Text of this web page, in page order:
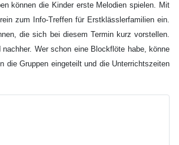
können die Kinder erste Melodien spielen. Mit
zum Info-Treffen für Erstklässlerfamilien ein.
die sich bei diesem Termin kurz vorstellen.
Wer schon eine Blockflöte habe, könne
die Gruppen eingeteilt und die Unterrichtszeiten